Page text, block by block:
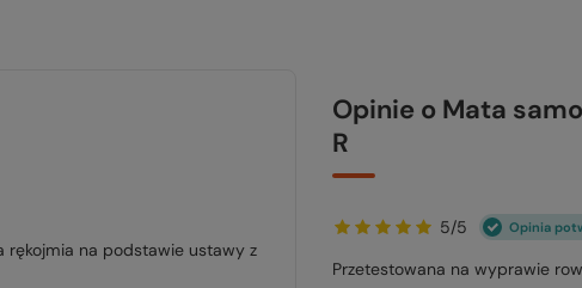
rękojmia na podstawie ustawy z
Opinie o Mata
R
5/5 Opinia
Przetestowana na wyprawie